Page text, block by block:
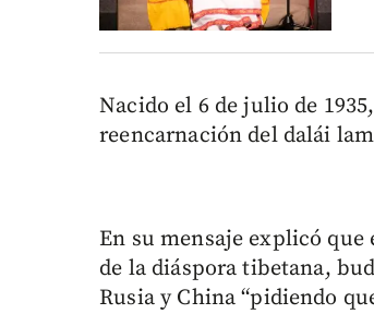
Nacido el 6 de julio de
reencarnación del dalái
En su mensaje explicó
de la diáspora tibetana,
Rusia y China “pidiendo